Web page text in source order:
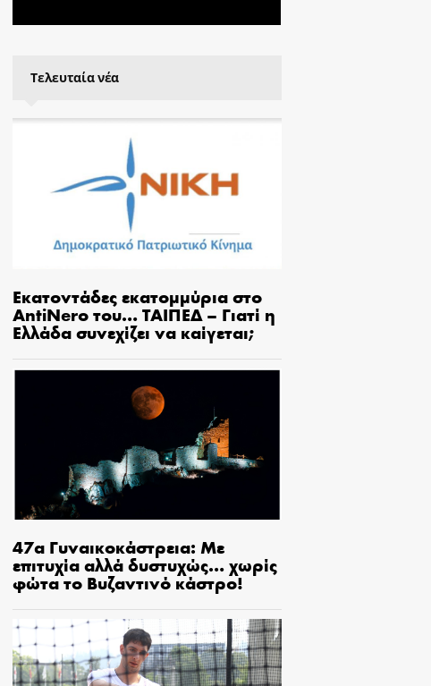
Τελευταία νέα
Εκατοντάδες εκατομμύρια στο
AntiNero του… ΤΑΙΠΕΔ – Γιατί η
Ελλάδα συνεχίζει να καίγεται;
47α Γυναικοκάστρεια: Με
επιτυχία αλλά δυστυχώς… χωρίς
φώτα το Βυζαντινό κάστρο!